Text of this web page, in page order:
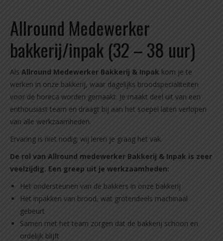
Allround Medewerker
bakkerij/inpak (32 – 38 uur)
Als Allround Medewerker Bakkerij & Inpak kom je te
werken in onze bakkerij, waar dagelijks broodspecialiteiten
voor de horeca worden gemaakt. Je maakt deel uit van een
enthousiast team en draagt bij aan het soepel laten verlopen
van alle werkzaamheden.
Ervaring is niet nodig; wij leren je graag het vak.
De rol van Allround medewerker Bakkerij & Inpak is zeer
veelzijdig. Een greep uit je werkzaamheden:
Het ondersteunen van de bakkers in onze bakkerij
Het inpakken van brood, wat grotendeels machinaal
gebeurt
Samen met het team zorgen dat de bakkerij schoon en
ordelijk blijft